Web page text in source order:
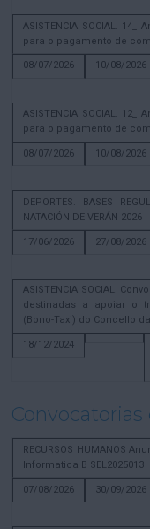
ASISTENCIA SOCIAL.
para o pagamento de
08/07/2026
10/08/2026
ASISTENCIA SOCIAL.
para o pagamento de
08/07/2026
10/08/2026
DEPORTES. BASES
NATACIÓN DE VERÁN 2026
17/06/2026
27/08/2026
ASISTENCIA SOCIAL.
destinadas a apoiar o
(Bono-Taxi) do Concello
18/12/2024
RECURSOS HUMANOS
Informatica B SEL2025013
07/08/2026
30/09/2026